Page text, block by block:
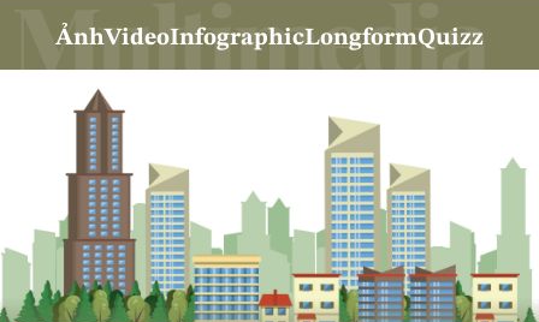
ẢnhVideoInfographicLongformQuizz